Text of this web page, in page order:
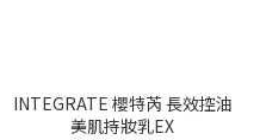
INTEGRATE 櫻特芮 長效控油
美肌持妝乳EX